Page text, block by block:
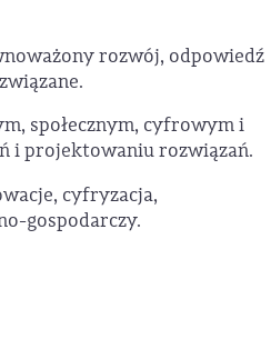
rozwój, odpowiedź
społecznym, cyfrowym i
i projektowaniu rozwiązań.
cyfryzacja,
gospodarczy.